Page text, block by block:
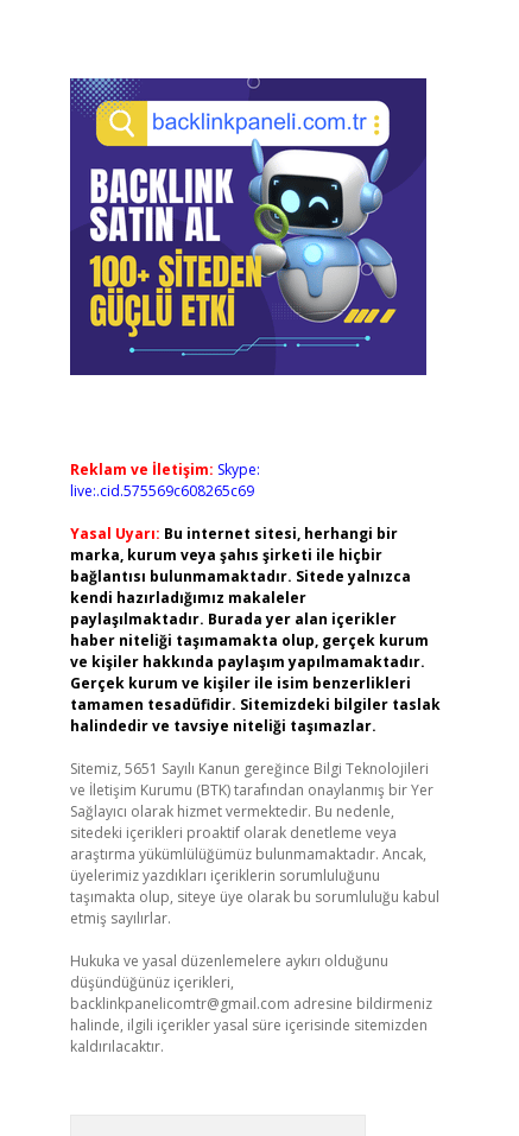
Reklam ve İletişim: Skype:
live:.cid.575569c608265c69
Yasal Uyarı: Bu internet sitesi, herhangi bir
marka, kurum veya şahıs şirketi ile hiçbir
bağlantısı bulunmamaktadır. Sitede yalnızca
kendi hazırladığımız makaleler
paylaşılmaktadır. Burada yer alan içerikler
haber niteliği taşımamakta olup, gerçek kurum
ve kişiler hakkında paylaşım yapılmamaktadır.
Gerçek kurum ve kişiler ile isim benzerlikleri
tamamen tesadüfidir. Sitemizdeki bilgiler taslak
halindedir ve tavsiye niteliği taşımazlar.
Sitemiz, 5651 Sayılı Kanun gereğince Bilgi Teknolojileri
ve İletişim Kurumu (BTK) tarafından onaylanmış bir Yer
Sağlayıcı olarak hizmet vermektedir. Bu nedenle,
sitedeki içerikleri proaktif olarak denetleme veya
araştırma yükümlülüğümüz bulunmamaktadır. Ancak,
üyelerimiz yazdıkları içeriklerin sorumluluğunu
taşımakta olup, siteye üye olarak bu sorumluluğu kabul
etmiş sayılırlar.
Hukuka ve yasal düzenlemelere aykırı olduğunu
düşündüğünüz içerikleri,
backlinkpanelicomtr@gmail.com adresine bildirmeniz
halinde, ilgili içerikler yasal süre içerisinde sitemizden
kaldırılacaktır.